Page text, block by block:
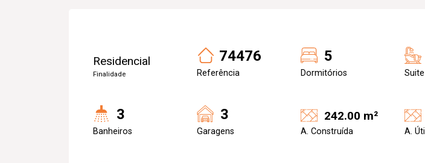
Residencial
Finalidade
74476
Referência
5
Dormitórios Suite
3
Banheiros
3
Garagens
242.00 m²
A. Construída A. Útil